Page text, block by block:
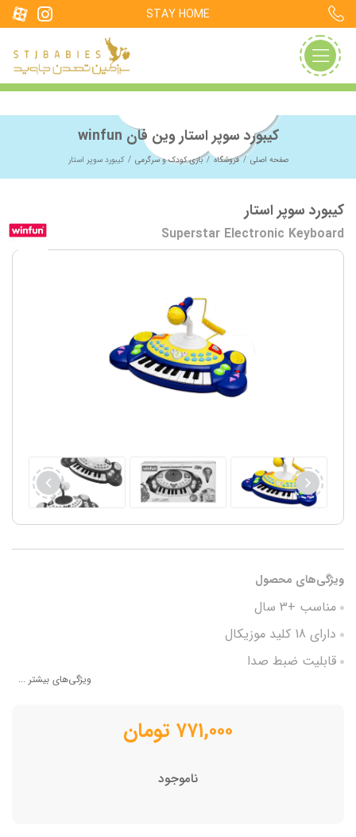
STAY HOME
کیبورد سوپر استار وین فان winfun
صفحه اصلی فروشگاه بازی کودک و سرگرمی کیبورد سوپر استار
کیبورد سوپر استار
Superstar Electronic Keyboard
ویژگی‌های محصول
مناسب +3 سال
دارای 18 کلید موزیکال
قابلیت ضبط صدا
ویژگی‌های بیشتر ...
۷۷۱,۰۰۰ تومان
ناموجود